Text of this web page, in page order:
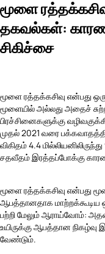
மூளை
தகவல்கள்:
சிகிச்சை
மூளை ரத்தக்கசிவு என்பது
மூளையில் அல்லது அதைச்
பிரச்சினைகளுக்கு
முதல் 2021 வரை
விகிதம் 4.4
சதவீதம் இரத்தப்போக்கு
மூளை ரத்தக்கசிவு என்பது
ஆபத்தானதாக மாற்றக்கூடிய
பற்றி மேலும் ஆராய்வோம்:
உயிருக்கு ஆபத்தான நிகழ்வு
வேண்டும்.